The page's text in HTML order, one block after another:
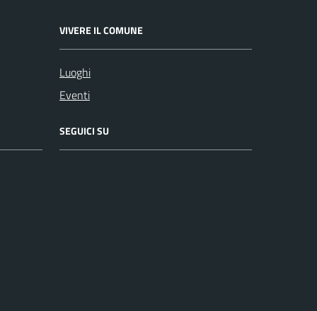
VIVERE IL COMUNE
Luoghi
Eventi
SEGUICI SU